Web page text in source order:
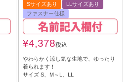
Sサイズあり
LLサイズあり
ファスナー仕様
¥4,378税込
やわらかく涼し気な生地で、ゆったり
着られます！
サイズ S、M～L、LL